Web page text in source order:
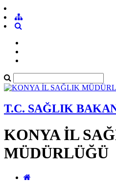
T.C. SAĞLIK
KONYA İL
MÜDÜRLÜĞÜ